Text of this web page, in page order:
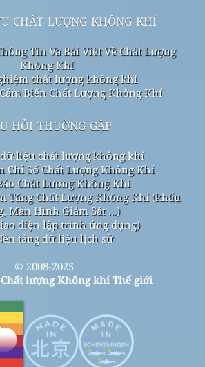
chất lượng không khí
Tin Và Bài Viết Về Chất Lượng
Không Khí
chất lượng không khí
Biến Chất Lượng Không Khí
hỏi thường gặp
liệu chất lượng không khí
Chỉ Số Chất Lượng Không Khí
Chất Lượng Không Khí
Tăng Chất Lượng Không Khí (khẩu
Màn Hình Giám Sát ...)
diện lập trình ứng dụng)
tảng dữ liệu lịch sử
© 2008-2025
lượng Không khí Thế giới